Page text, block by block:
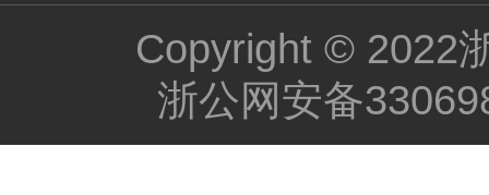
Copyright ©️ 2022
浙公网安备